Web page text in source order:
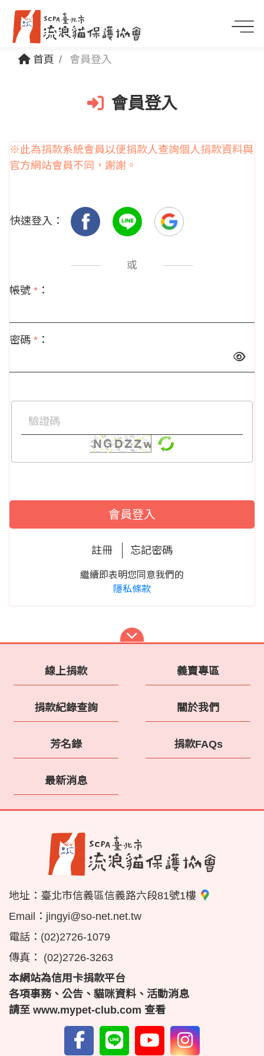
首頁 會員登入
會員登入
※此為捐款系統會員以便捐款人查詢個人捐款資料與
官方網站會員不同，謝謝。
快速登入：
或
帳號 * ：
密碼 * ：
會員登入
註冊 忘記密碼
繼續即表明您同意我們的
隱私條款
線上捐款 義賣專區
捐款紀錄查詢 關於我們
芳名錄 捐款FAQs
最新消息
地址： 臺北市信義區信義路六段81號1樓
Email： jingyi@so-net.net.tw
電話： (02)2726-1079
傳真：
(02)2726-3263
本網站為信用卡捐款平台
各項事務、公告、貓咪資料、活動消息
請至 www.mypet-club.com 查看